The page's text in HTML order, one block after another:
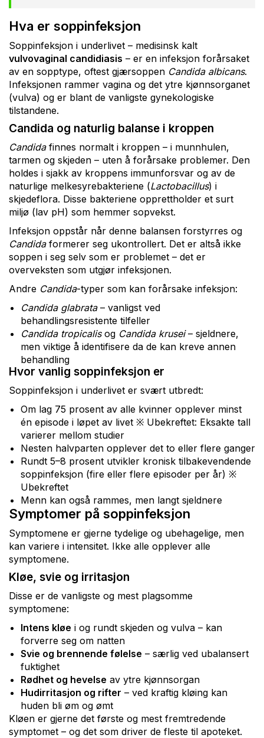
Hva er soppinfeksjon
Soppinfeksjon i underlivet – medisinsk kalt
vulvovaginal candidiasis – er en infeksjon forårsaket
av en sopptype, oftest gjærsoppen Candida albicans.
Infeksjonen rammer vagina og det ytre kjønnsorganet
(vulva) og er blant de vanligste gynekologiske
tilstandene.
Candida og naturlig balanse i kroppen
Candidafinnes normalt i kroppen – i munnhulen,
tarmen og skjeden – uten å forårsake problemer. Den
holdes i sjakk av kroppens immunforsvar og av de
naturlige melkesyrebakteriene (Lactobacillus) i
skjedeflora. Disse bakteriene opprettholder et surt
miljø (lav pH) som hemmer sopvekst.
Infeksjon oppstår når denne balansen forstyrres og
Candidaformerer seg ukontrollert. Det er altså ikke
soppen i seg selv som er problemet – det er
overveksten som utgjør infeksjonen.
Andre Candida-typer som kan forårsake infeksjon:
Candida glabrata– vanligst ved
behandlingsresistente tilfeller
Candida tropicalisog Candida krusei– sjeldnere,
men viktige å identifisere da de kan kreve annen
behandling
Hvor vanlig soppinfeksjon er
Soppinfeksjon i underlivet er svært utbredt:
Om lag 75 prosent av alle kvinner opplever minst
én episode i løpet av livet ※ Ubekreftet: Eksakte tall
varierer mellom studier
Nesten halvparten opplever det to eller flere ganger
Rundt 5–8 prosent utvikler kronisk tilbakevendende
soppinfeksjon (fire eller flere episoder per år) ※
Ubekreftet
Menn kan også rammes, men langt sjeldnere
Symptomer på soppinfeksjon
Symptomene er gjerne tydelige og ubehagelige, men
kan variere i intensitet. Ikke alle opplever alle
symptomene.
Kløe, svie og irritasjon
Disse er de vanligste og mest plagsomme
symptomene:
Intens kløe i og rundt skjeden og vulva – kan
forverre seg om natten
Svie og brennende følelse – særlig ved ubalansert
fuktighet
Rødhet og hevelse av ytre kjønnsorgan
Hudirritasjon og rifter – ved kraftig kløing kan
huden bli øm og ømt
Kløen er gjerne det første og mest fremtredende
symptomet – og det som driver de fleste til apoteket.